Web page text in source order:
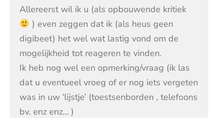
Allereerst wil ik u (als opbouwende kritiek
) even zeggen dat ik (als heus geen
digibeet) het wel wat lastig vond om de
mogelijkheid tot reageren te vinden.
Ik heb nog wel een opmerking/vraag (ik las
dat u eventueel vroeg of er nog iets vergeten
was in uw ‘lijstje’ (toestsenborden , telefoons
bv. enz enz… )